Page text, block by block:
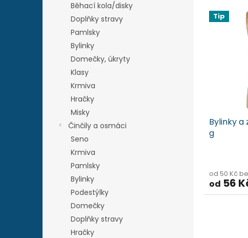
Běhací kola/disky
Doplňky stravy
Pamlsky
Bylinky
Domečky, úkryty
Klasy
Krmiva
Hračky
Misky
Činčily a osmáci
Seno
Krmiva
Pamlsky
Bylinky
Podestýlky
Domečky
Doplňky stravy
Hračky
nV Tip
Bylinky a
g
od 50 Kč
od 56